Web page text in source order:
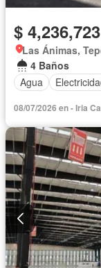
$
Las Ánimas,
4 Baños
Agua
08/07/2026 en - Iria